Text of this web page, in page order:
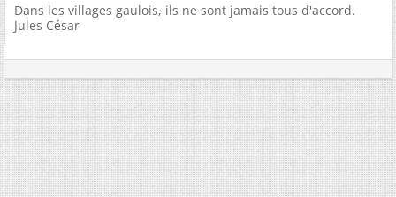
Dans les villages gaulois, ils ne sont jamais tous d'accord.
Jules César